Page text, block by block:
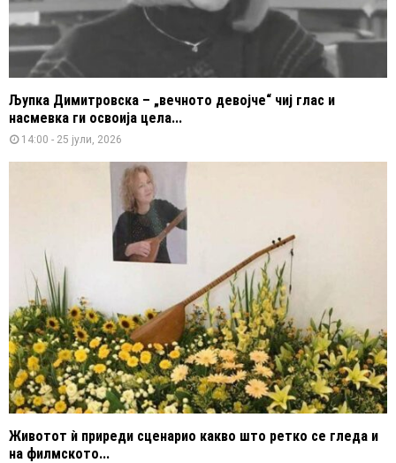
Љупка Димитровска – „вечното девојче“ чиј глас и
насмевка ги освоија цела...
14:00 - 25 јули, 2026
Животот ѝ приреди сценарио какво што ретко се гледа и
на филмското...